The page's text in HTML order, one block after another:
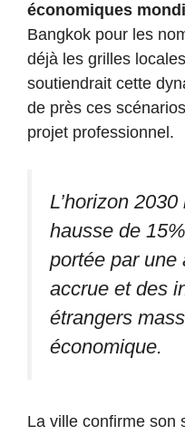
économiques
Bangkok pour les
déjà les grilles
soutiendrait cette
de près ces
projet professionnel.
L’horizon
hausse de
portée par une
accrue et des
étrangers
économique.
La ville confirme son